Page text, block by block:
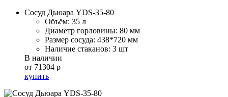
Сосуд Дьюара YDS-35-80
Объём: 35 л
Диаметр горловины: 80 мм
Размер сосуда: 438*720 мм
Наличие стаканов: 3 шт
В наличии
от 71304 р
купить